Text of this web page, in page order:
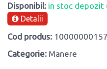
Disponibil: in stoc depozit
Detalii
Cod produs:
Categorie: Manere